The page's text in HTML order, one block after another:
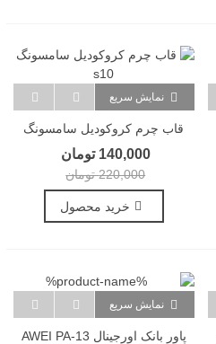
نمایش سریع
قاب چرم کروکودیل سامسونگ
S10
140,000 تومان
220,000 تومان
خرید محصول
نمایش سریع
پاور بانک اورجینال AWEI PA-13